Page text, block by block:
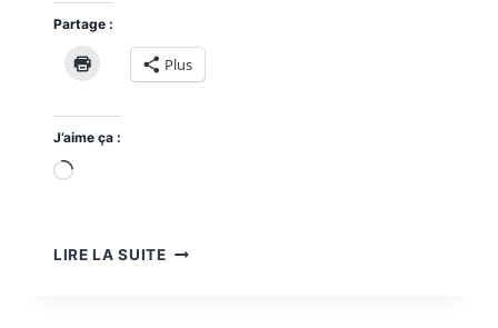
Partage :
Plus
J’aime ça :
Chargement…
LIRE LA SUITEFIN